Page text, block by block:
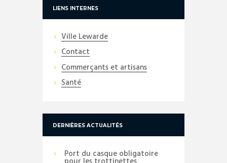
LIENS INTERNES
Ville Lewarde
Contact
Commerçants et artisans
Santé
DERNIÈRES ACTUALITÉS
Port du casque obligatoire